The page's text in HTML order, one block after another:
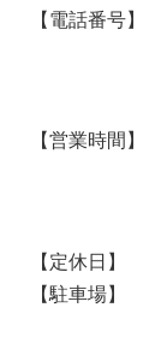
【電話番号】
【営業時間】
【定休日】
【駐車場】